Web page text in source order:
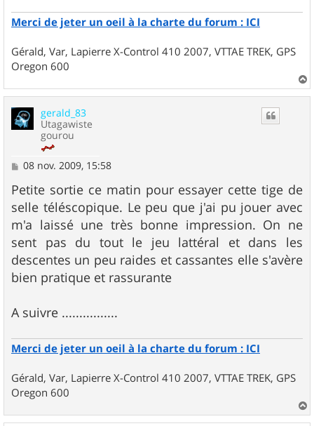
Merci de jeter un oeil à la charte du forum : ICI
Gérald, Var, Lapierre X-Control 410 2007, VTTAE TREK, GPS
Oregon 600
a
gerald_83
Utagawiste
gourou
M
s
s
a
g
e
08 nov. 2009, 15:58
Petite sortie ce matin pour essayer cette tige de
selle téléscopique. Le peu que j'ai pu jouer avec
m'a laissé une très bonne impression. On ne
sent pas du tout le jeu lattéral et dans les
descentes un peu raides et cassantes elle s'avère
bien pratique et rassurante
A suivre ................
Merci de jeter un oeil à la charte du forum : ICI
Gérald, Var, Lapierre X-Control 410 2007, VTTAE TREK, GPS
Oregon 600
a